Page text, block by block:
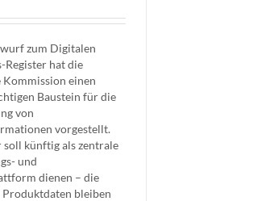
zum Digitalen
Register hat die
Kommission einen
Baustein für die
von
vorgestellt.
soll künftig als zentrale
und
dienen – die
bleiben